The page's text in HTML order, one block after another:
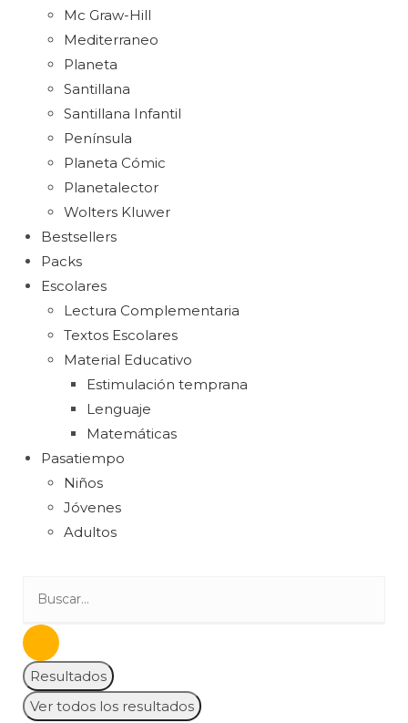
Mc Graw-Hill
Mediterraneo
Planeta
Santillana
Santillana Infantil
Península
Planeta Cómic
Planetalector
Wolters Kluwer
Bestsellers
Packs
Escolares
Lectura Complementaria
Textos Escolares
Material Educativo
Estimulación temprana
Lenguaje
Matemáticas
Pasatiempo
Niños
Jóvenes
Adultos
Resultados
Ver todos los resultados